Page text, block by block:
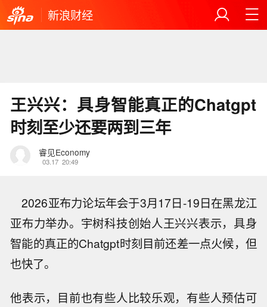
新浪财经
王兴兴：具身智能真正的Chatgpt
时刻至少还要两到三年
睿见Economy
03.17 20:49
2026亚布力论坛年会于3月17日-19日在黑龙江
亚布力举办。宇树科技创始人王兴兴表示，具身
智能的真正的Chatgpt时刻目前还差一点火候，但
也快了。
他表示，目前也有些人比较乐观，有些人预估可